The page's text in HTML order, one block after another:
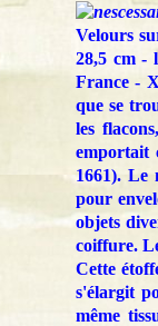
Velours
28,5 cm -
France -
que se
les
emportait
1661). Le
pour
objets
coiffure.
Cette
s'élargit
même